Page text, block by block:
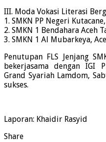
III. Moda Vokasi Literasi
1. SMKN PP Negeri
2. SMKN 1 Bendahara Aceh
3. SMKN 1 Al Mubarkeya,
Penutupan FLS Jenjang
bekerjasama dengan IGI
Grand Syariah Lamdom,
sukses.
Laporan: Khaidir Rasyid
Share